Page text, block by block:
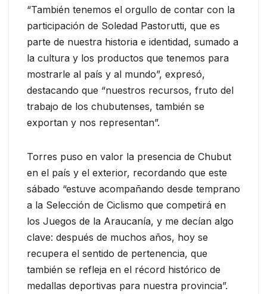
“También tenemos el orgullo de contar con la
participación de Soledad Pastorutti, que es
parte de nuestra historia e identidad, sumado a
la cultura y los productos que tenemos para
mostrarle al país y al mundo”, expresó,
destacando que “nuestros recursos, fruto del
trabajo de los chubutenses, también se
exportan y nos representan”.
Torres puso en valor la presencia de Chubut
en el país y el exterior, recordando que este
sábado “estuve acompañando desde temprano
a la Selección de Ciclismo que competirá en
los Juegos de la Araucanía, y me decían algo
clave: después de muchos años, hoy se
recupera el sentido de pertenencia, que
también se refleja en el récord histórico de
medallas deportivas para nuestra provincia”.